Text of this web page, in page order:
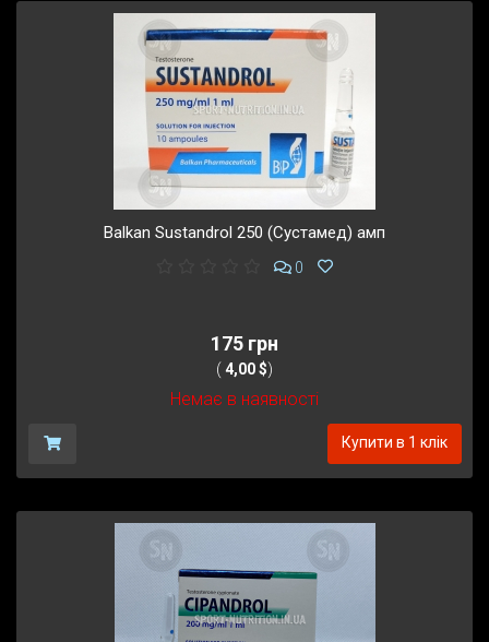
Balkan Sustandrol 250 (Сустамед) амп
0
175 грн
( 4,00 $)
Немає в наявності
Купити в 1 клік